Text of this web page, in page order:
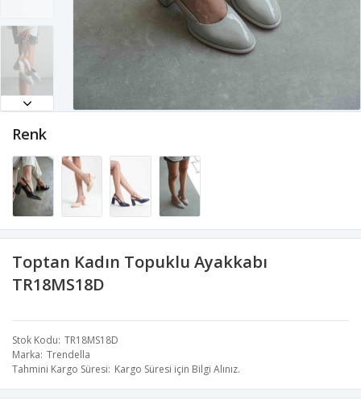
Toptan Kadın Topuklu Ayakkabı
TR18MS18D
Stok Kodu TR18MS18D
Marka Trendella
Tahmini Kargo Süresi Kargo Süresi için Bilgi Alınız.
Renk